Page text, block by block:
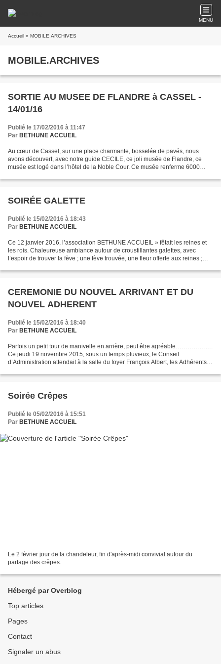
MENU
Accueil » MOBILE.ARCHIVES
MOBILE.ARCHIVES
SORTIE AU MUSEE DE FLANDRE à CASSEL -
14/01/16
Publié le 17/02/2016 à 11:47
Par BETHUNE ACCUEIL
Au cœur de Cassel, sur une place charmante, bosselée de pavés, nous
avons découvert, avec notre guide CECILE, ce joli musée de Flandre, ce
musée est logé dans l’hôtel de la Noble Cour. Ce musée renferme 6000
SOIRÉE GALETTE
Publié le 15/02/2016 à 18:43
Par BETHUNE ACCUEIL
Ce 12 janvier 2016, l’association BETHUNE ACCUEIL » fêtait les reines et
les rois. Chaleureuse ambiance autour de croustillantes galettes, avec
l’espoir de trouver la fève ; une fève trouvée, une fleur offerte aux reines ;
CEREMONIE DU NOUVEL ARRIVANT ET DU
NOUVEL ADHERENT
Publié le 15/02/2016 à 18:40
Par BETHUNE ACCUEIL
Parfois un petit tour de manivelle en arrière, peut être agréable……………….
Ce jeudi 19 novembre 2015, sous un temps pluvieux, le Conseil
d’Administration attendait à la salle du foyer François Albert, les Adhérents
Soirée Crêpes
Publié le 05/02/2016 à 15:51
Par BETHUNE ACCUEIL
Le 2 février jour de la chandeleur, fin d'après-midi convivial autour du
partage des crêpes.
Hébergé par Overblog
Top articles
Pages
Contact
Signaler un abus